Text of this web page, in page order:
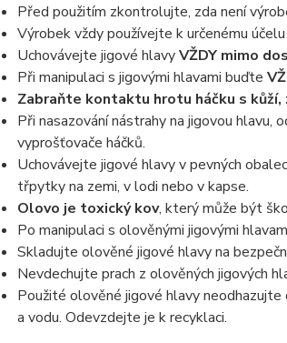
Před použitím zkontrolujte, zda není
Výrobek vždy používejte k určenému
Uchovávejte jigové hlavyVŽDY mimo
Při manipulaci s jigovými hlavami buďte
Zabraňte kontaktu hrotu háčku s kůží,
Při nasazování nástrahy na jigovou
vyprošťovače háčků.
Uchovávejte jigové hlavy v pevných
třpytky na zemi, v lodi nebo v kapse.
Olovo je toxický kov, který může být
Po manipulaci s olověnými jigovými
Skladujte olověné jigové hlavy na
Nevdechujte prach z olověných jigových
Použité olověné jigové hlavy
a vodu. Odevzdejte je k recyklaci.